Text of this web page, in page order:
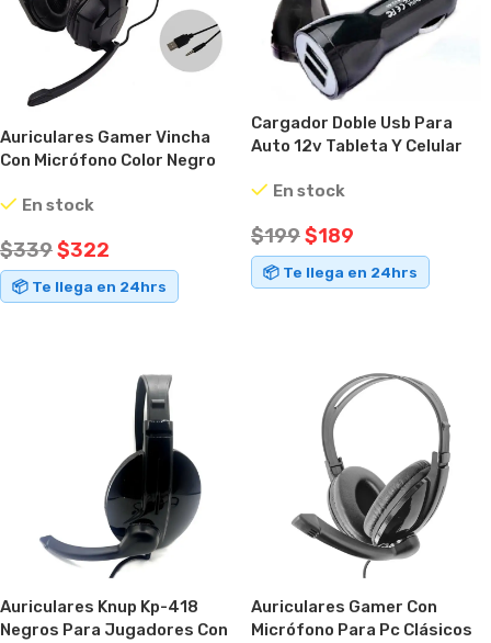
Auriculares Gamer Vincha
Con Micrófono Color Negro
En stock
$339$322
📦 Te llega en 24hrs
Cargador Doble Usb Para
Auto 12v Tableta Y Celular
En stock
$199$189
📦 Te llega en 24hrs
Auriculares Knup Kp-418
Negros Para Jugadores Con
Auriculares Gamer Con
Micrófono Para Pc Clásicos